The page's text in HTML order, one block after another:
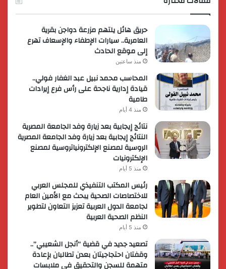
حريق هائل يلتهم مزرعة دواجن بقرية
العامرية.. سيارات الإطفاء والإسعاف تهرع
إلى موقع الحادث
منذ ساعتين
المحاسب محمد نبيل عبد الغفار فولي..
قيادة إدارية ناجحة على رأس فرع إيرادات
طامية
منذ 4 أيام
نتائج إيجابية بعد زيارة وفد الجامعة المصرية
النتائج إيجابية بعد زيارة وفد الجامعة المصرية
الروسية لمصنع الإلكترونياتروسية لمصنع
الإلكترونيات
منذ 5 أيام
رئيس المكتب التنفيذي للمجلس العربي
للاختصاصات الصحية يبحث مع الأمين العام
لجامعة الدول العربية تعزيز التعاون لتطوير
النظم الصحية العربية
منذ 5 أيام
تصعيد جديد في قضية “أنجل الشعيبي”..
وقفتان احتجاجيتان بعدن تطالبان بإعادة
متهمة للسجن والتحقيق في ملابسات